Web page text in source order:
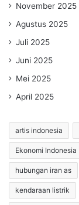
November 2025
Agustus 2025
Juli 2025
Juni 2025
Mei 2025
April 2025
artis indonesia
Ekonomi Indonesia
hubungan iran as
kendaraan listrik